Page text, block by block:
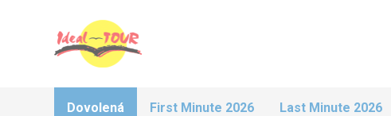
Dovolená First Minute 2026 Last Minute 2026